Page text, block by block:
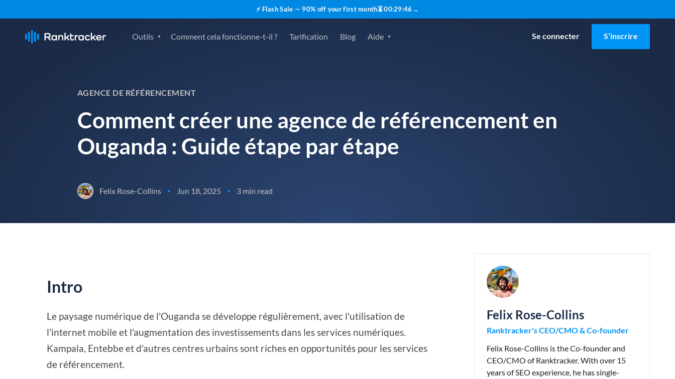
⚡ Flash Sale — 90% off your first month⏳00:29:45 →
Outils Comment cela fonctionne-t-il ? Tarification Blog Aide Se connecter S’inscrire
AGENCE DE RÉFÉRENCEMENT
Comment créer une agence de référencement en
Ouganda : Guide étape par étape
Felix Rose-Collins • Jun 18, 2025 • 3 min read
Intro
Le paysage numérique de l'Ouganda se développe régulièrement, avec l'utilisation de
l'internet mobile et l'augmentation des investissements dans les services numériques.
Kampala, Entebbe et d'autres centres urbains sont riches en opportunités pour les services
de référencement.
Felix Rose-Collins
Ranktracker's CEO/CMO & Co-founder
Felix Rose-Collins is the Co-founder and
CEO/CMO of Ranktracker. With over 15
years of SEO experience, he has single-